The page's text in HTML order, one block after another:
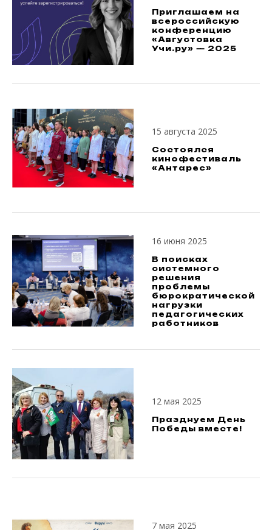
Приглашаем на
всероссийскую
конференцию
«Августовка
Учи.ру» — 2025
15 августа 2025
Состоялся
кинофестиваль
«Антарес»
16 июня 2025
В поисках
системного
решения
проблемы
бюрократической
нагрузки
педагогических
работников
12 мая 2025
Празднуем День
Победы вместе!
7 мая 2025